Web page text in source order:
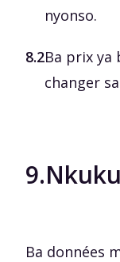
nyonso.
8.2Ba prix ya
changer
9.Nkuku
Ba données